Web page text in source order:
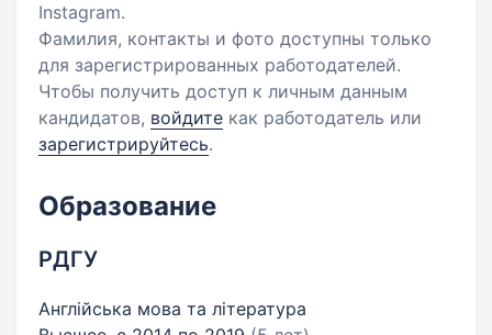
Instagram.
Фамилия, контакты и фото доступны только
для зарегистрированных работодателей.
Чтобы получить доступ к личным данным
кандидатов, войдите как работодатель или
зарегистрируйтесь.
Образование
РДГУ
Англійська мова та література